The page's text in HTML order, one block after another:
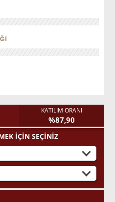
KATILIM ORANI
%87,90
İÇİN SEÇİNİZ